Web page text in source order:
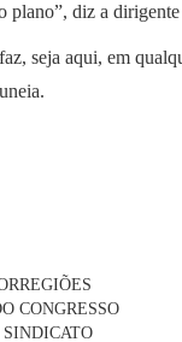
plano”, diz a
seja aqui, em
CONGRESSO